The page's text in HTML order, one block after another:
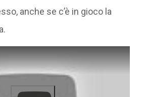
anche se c’è in gioco la